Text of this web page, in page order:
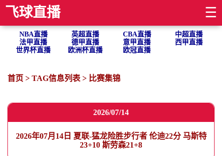
飞球直播 ☰
NBA直播 英超直播 CBA直播
中超直播
法甲直播
德甲直播 意甲直播
西甲直播
世界杯直播
欧洲杯直播 欧冠直播
首页 > TAG信息列表 > 比赛集锦
2026/07/14
2026年07月14日 夏联-猛龙险胜步行者 伦迪22分 马斯特
23+10 斯劳森21+8